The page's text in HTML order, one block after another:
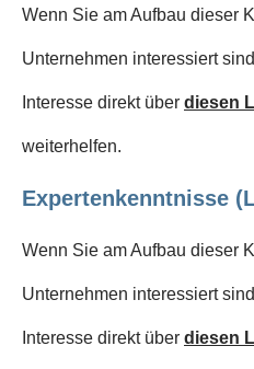
Wenn Sie am Aufbau dieser
Unternehmen interessiert
Interesse direkt über diesen
weiterhelfen.
Expertenkenntnisse
Wenn Sie am Aufbau dieser
Unternehmen interessiert
Interesse direkt über diesen